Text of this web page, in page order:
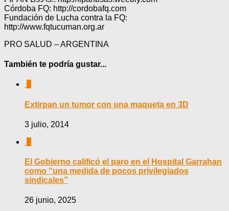
Córdoba FQ: http://cordobafq.com
Fundación de Lucha contra la FQ:
http://www.fqtucuman.org.ar
PRO SALUD – ARGENTINA
También te podría gustar...
Extirpan un tumor con una maqueta en 3D
3 julio, 2014
El Gobierno calificó el paro en el Hospital Garrahan
como “una medida de pocos privilegiados
sindicales”
26 junio, 2025